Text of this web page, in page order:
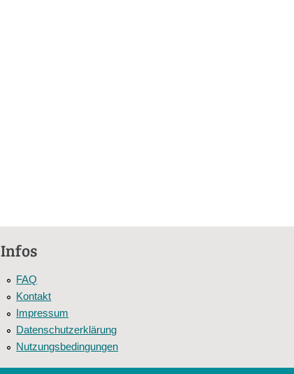
Infos
FAQ
Kontakt
Impressum
Datenschutzerklärung
Nutzungsbedingungen